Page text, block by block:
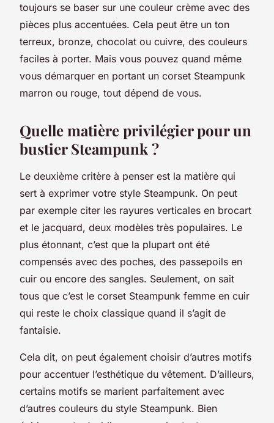
toujours se baser sur une couleur crème avec des
pièces plus accentuées. Cela peut être un ton
terreux, bronze, chocolat ou cuivre, des couleurs
faciles à porter. Mais vous pouvez quand même
vous démarquer en portant un corset Steampunk
marron ou rouge, tout dépend de vous.
Quelle matière privilégier pour un
bustier Steampunk ?
Le deuxième critère à penser est la matière qui
sert à exprimer votre style Steampunk. On peut
par exemple citer les rayures verticales en brocart
et le jacquard, deux modèles très populaires. Le
plus étonnant, c’est que la plupart ont été
compensés avec des poches, des passepoils en
cuir ou encore des sangles. Seulement, on sait
tous que c’est le corset Steampunk femme en cuir
qui reste le choix classique quand il s’agit de
fantaisie.
Cela dit, on peut également choisir d’autres motifs
pour accentuer l’esthétique du vêtement. D’ailleurs,
certains motifs se marient parfaitement avec
d’autres couleurs du style Steampunk. Bien